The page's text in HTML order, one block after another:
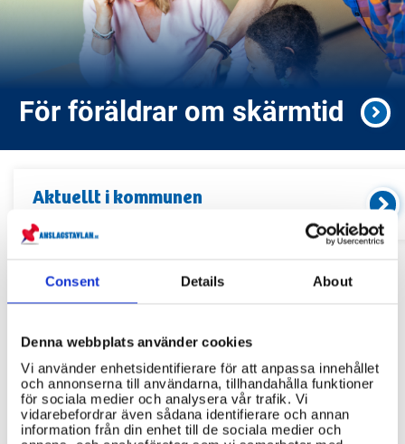
Consent Details About
Denna webbplats använder cookies
Vi använder enhetsidentifierare för att anpassa innehållet
och annonserna till användarna, tillhandahålla funktioner
för sociala medier och analysera vår trafik. Vi
vidarebefordrar även sådana identifierare och annan
information från din enhet till de sociala medier och
För föräldrar om skärmtid
Aktuellt i kommunen
Relaterade länkar
Servicekontor
Bibliotek
Idrottsanläggningar
Återvinningscentraler